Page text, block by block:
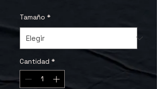
Tamaño *
Cantidad *